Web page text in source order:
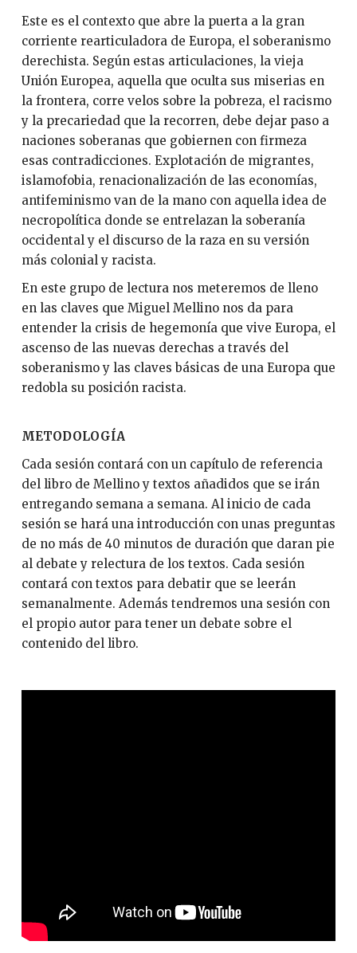
Este es el contexto que abre la puerta a la gran
corriente rearticuladora de Europa, el soberanismo
derechista. Según estas articulaciones, la vieja
Unión Europea, aquella que oculta sus miserias en
la frontera, corre velos sobre la pobreza, el racismo
y la precariedad que la recorren, debe dejar paso a
naciones soberanas que gobiernen con firmeza
esas contradicciones. Explotación de migrantes,
islamofobia, renacionalización de las economías,
antifeminismo van de la mano con aquella idea de
necropolítica donde se entrelazan la soberanía
occidental y el discurso de la raza en su versión
más colonial y racista.
En este grupo de lectura nos meteremos de lleno
en las claves que Miguel Mellino nos da para
entender la crisis de hegemonía que vive Europa, el
ascenso de las nuevas derechas a través del
soberanismo y las claves básicas de una Europa que
redobla su posición racista.
METODOLOGÍA
Cada sesión contará con un capítulo de referencia
del libro de Mellino y textos añadidos que se irán
entregando semana a semana. Al inicio de cada
sesión se hará una introducción con unas preguntas
de no más de 40 minutos de duración que daran pie
al debate y relectura de los textos. Cada sesión
contará con textos para debatir que se leerán
semanalmente. Además tendremos una sesión con
el propio autor para tener un debate sobre el
contenido del libro.